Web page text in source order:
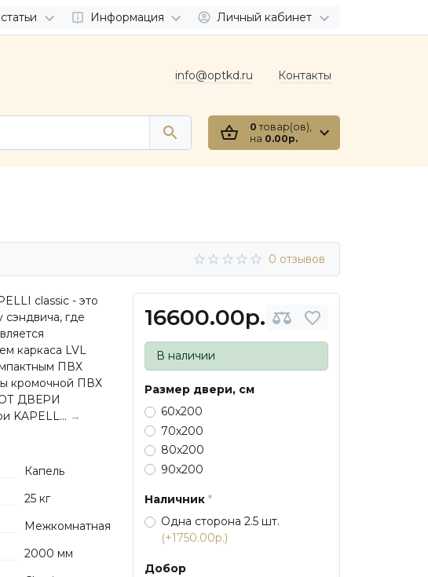
Информация Личный кабинет
info@optkd.ru Контакты
0 товар(ов),
на 0.00р.
0 отзывов
16600.00р.
В наличии
Размер двери, см
60х200
70х200
80х200
90х200
Наличник
Одна сторона 2.5 шт.
(+1750.00р.)
Добор
classic - это
сэндвича, где
каркаса LVL
ПВХ
кромочной ПВХ
ДВЕРИ
KAPELL... →
Капель
25 кг
Межкомнатная
2000 мм